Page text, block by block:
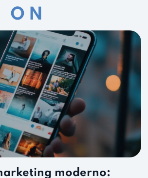
ON
moderno: